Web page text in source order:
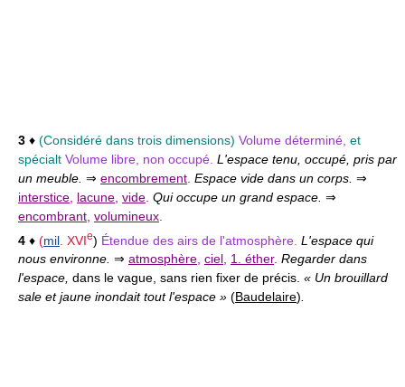
3 ♦ (Considéré dans trois dimensions) Volume déterminé, et
spécialt Volume libre, non occupé. L'espace tenu, occupé, pris par
un meuble. ⇒ encombrement Espace vide dans un corps. ⇒
interstice lacune vide Qui occupe un grand espace. ⇒
encombrant volumineux
4 ♦ (mil XVIe) Étendue des airs de l'atmosphère. L'espace qui
nous environne. ⇒ atmosphère, ciel, 1. éther. Regarder dans
l'espace, dans le vague, sans rien fixer de précis. « Un brouillard
sale et jaune inondait tout l'espace » (Baudelaire).